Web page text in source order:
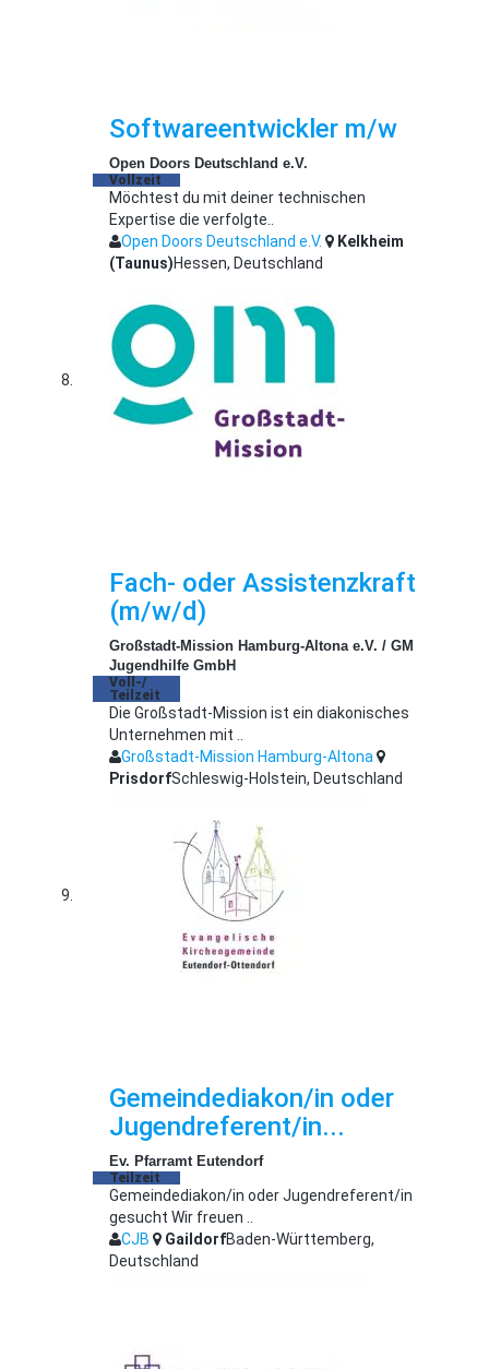
Softwareentwickler m/w
Open Doors Deutschland e.V.
Vollzeit
Möchtest du mit deiner technischen
Expertise die verfolgte..
Open Doors Deutschland e.V.
Kelkheim
(Taunus)Hessen, Deutschland
Fach- oder Assistenzkraft
(m/w/d)
Großstadt-Mission Hamburg-Altona e.V. / GM
Jugendhilfe GmbH
Voll-/
Teilzeit
Die Großstadt-Mission ist ein diakonisches
Unternehmen mit ..
Großstadt-Mission Hamburg-Altona
PrisdorfSchleswig-Holstein, Deutschland
Gemeindediakon/in oder
Jugendreferent/in...
Ev. Pfarramt Eutendorf
Teilzeit
Gemeindediakon/in oder Jugendreferent/in
gesucht Wir freuen ..
CJB
GaildorfBaden-Württemberg,
Deutschland